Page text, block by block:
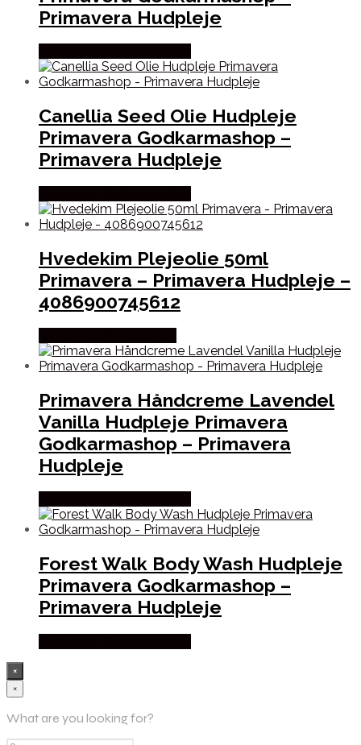
Primavera Hudpleje
Canellia Seed Olie Hudpleje
Primavera Godkarmashop –
Primavera Hudpleje
Hvedekim Plejeolie 50ml
Primavera – Primavera Hudpleje –
4086900745612
Primavera Håndcreme Lavendel
Vanilla Hudpleje Primavera
Godkarmashop – Primavera
Hudpleje
Forest Walk Body Wash Hudpleje
Primavera Godkarmashop –
Primavera Hudpleje
×
×
What are you looking for?